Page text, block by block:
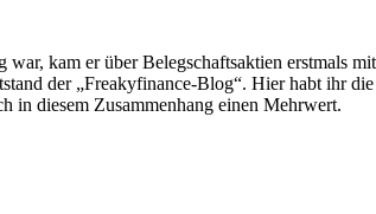
kam er über Belegschaftsaktien erstmals
der „Freakyfinance-Blog“. Hier habt ihr
in diesem Zusammenhang einen Mehrwert.